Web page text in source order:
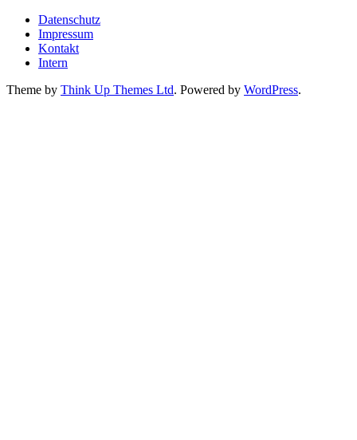
Datenschutz
Impressum
Kontakt
Intern
Theme by Think Up Themes Ltd. Powered by WordPress.